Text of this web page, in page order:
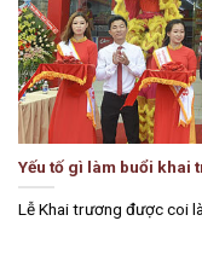
Yếu tố gì làm buổi khai
Lễ Khai trương được coi